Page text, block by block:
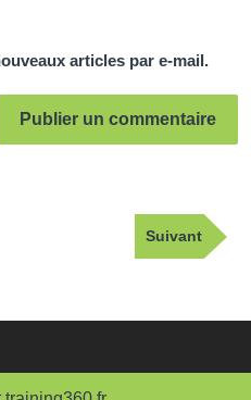
articles par e-mail.
Article
suivant
Suivant